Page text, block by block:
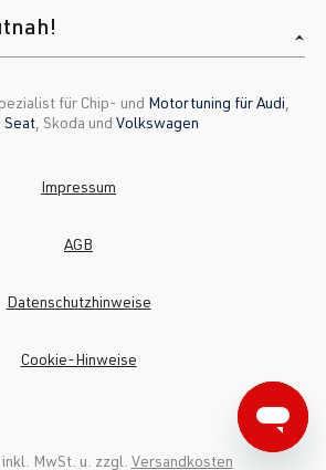
für Chip- und Motortuning für Audi
Seat , Skoda und Volkswagen
MwSt. u. zzgl. Versandkosten
Impressum
AGB
Datenschutzhinweise
Cookie-Hinweise